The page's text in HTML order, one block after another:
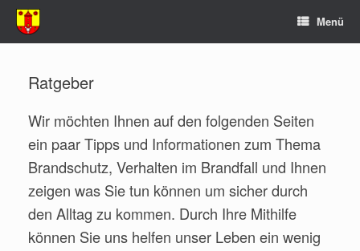
Zum
Inhalt
springen
Menü
Ratgeber
Wir möchten Ihnen auf den folgenden Seiten
ein paar Tipps und Informationen zum Thema
Brandschutz, Verhalten im Brandfall und Ihnen
zeigen was Sie tun können um sicher durch
den Alltag zu kommen. Durch Ihre Mithilfe
können Sie uns helfen unser Leben ein wenig